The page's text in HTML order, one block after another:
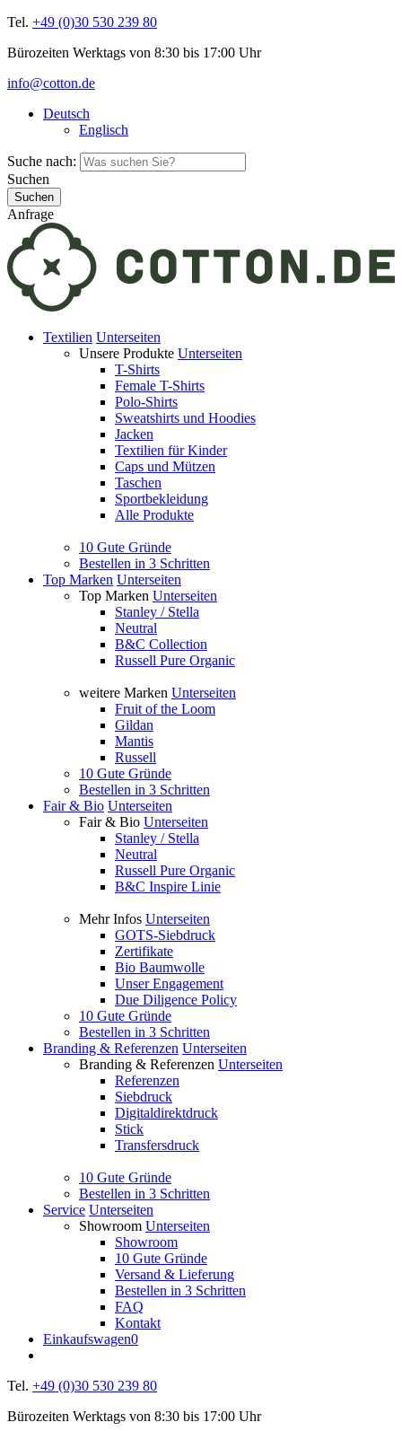
Tel. +49 (0)30 530 239 80
Bürozeiten Werktags von 8:30 bis 17:00 Uhr
info@cotton.de
Deutsch
Englisch
Suche nach:
Suchen
Anfrage
Textilien Unterseiten
Unsere Produkte Unterseiten
T-Shirts
Female T-Shirts
Polo-Shirts
Sweatshirts und Hoodies
Jacken
Textilien für Kinder
Caps und Mützen
Taschen
Sportbekleidung
Alle Produkte
10 Gute Gründe
Bestellen in 3 Schritten
Top Marken Unterseiten
Top Marken Unterseiten
Stanley / Stella
Neutral
B&C Collection
Russell Pure Organic
weitere Marken Unterseiten
Fruit of the Loom
Gildan
Mantis
Russell
10 Gute Gründe
Bestellen in 3 Schritten
Fair & Bio Unterseiten
Fair & Bio Unterseiten
Stanley / Stella
Neutral
Russell Pure Organic
B&C Inspire Linie
Mehr Infos Unterseiten
GOTS-Siebdruck
Zertifikate
Bio Baumwolle
Unser Engagement
Due Diligence Policy
10 Gute Gründe
Bestellen in 3 Schritten
Branding & Referenzen Unterseiten
Branding & Referenzen Unterseiten
Referenzen
Siebdruck
Digitaldirektdruck
Stick
Transfersdruck
10 Gute Gründe
Bestellen in 3 Schritten
Service Unterseiten
Showroom Unterseiten
Showroom
10 Gute Gründe
Versand & Lieferung
Bestellen in 3 Schritten
FAQ
Kontakt
Einkaufswagen0
Tel. +49 (0)30 530 239 80
Bürozeiten Werktags von 8:30 bis 17:00 Uhr